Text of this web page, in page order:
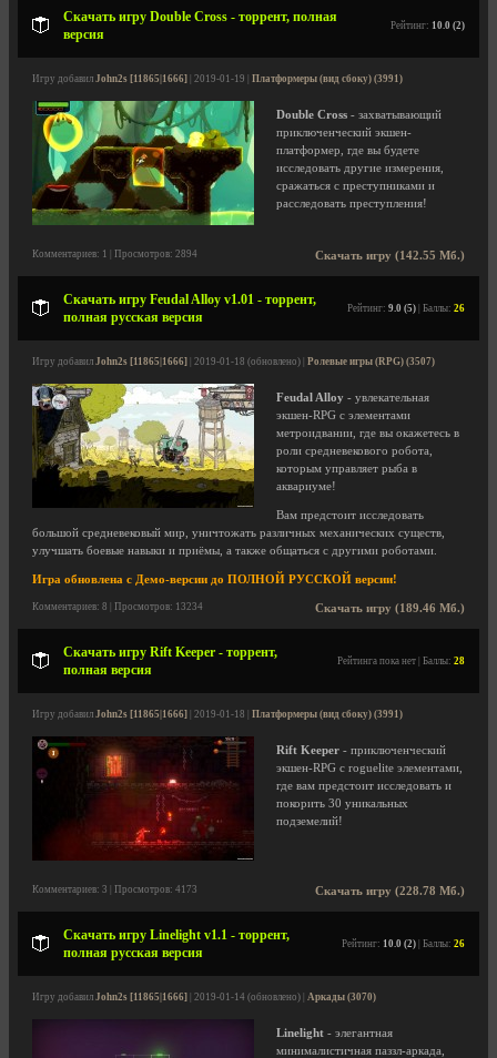
Скачать игру Double Cross - торрент, полная
версия
Рейтинг: 10.0 (2)
Игру добавил John2s [11865|1666] | 2019-01-19 | Платформеры (вид сбоку) (3991)
Double Cross - захватывающий
приключенческий экшен-
платформер, где вы будете
исследовать другие измерения,
сражаться с преступниками и
расследовать преступления!
Скачать игру (142.55 Мб.)
Комментариев: 1 | Просмотров: 2894
Скачать игру Feudal Alloy v1.01 - торрент,
полная русская версия
Рейтинг: 9.0 (5) | Баллы: 26
Игру добавил John2s [11865|1666] | 2019-01-18 (обновлено) | Ролевые игры (RPG) (3507)
Feudal Alloy - увлекательная
экшен-RPG с элементами
метроидвании, где вы окажетесь в
роли средневекового робота,
которым управляет рыба в
аквариуме!
Вам предстоит исследовать
большой средневековый мир, уничтожать различных механических существ,
улучшать боевые навыки и приёмы, а также общаться с другими роботами.
Игра обновлена с Демо-версии до ПОЛНОЙ РУССКОЙ версии!
Скачать игру (189.46 Мб.)
Комментариев: 8 | Просмотров: 13234
Скачать игру Rift Keeper - торрент,
полная версия
Рейтинга пока нет | Баллы: 28
Игру добавил John2s [11865|1666] | 2019-01-18 | Платформеры (вид сбоку) (3991)
Rift Keeper - приключенческий
экшен-RPG с roguelite элементами,
где вам предстоит исследовать и
покорить 30 уникальных
подземелий!
Скачать игру (228.78 Мб.)
Комментариев: 3 | Просмотров: 4173
Скачать игру Linelight v1.1 - торрент,
полная русская версия
Рейтинг: 10.0 (2) | Баллы: 26
Игру добавил John2s [11865|1666] | 2019-01-14 (обновлено) | Аркады (3070)
Linelight - элегантная
минималистичная паззл-аркада,